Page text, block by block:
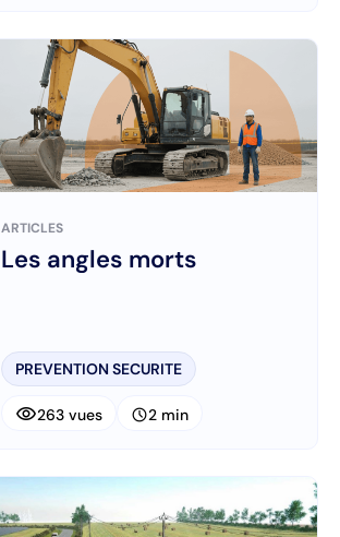
ARTICLES
Les angles morts
PREVENTION SECURITE
visibility263 vues schedule2 min